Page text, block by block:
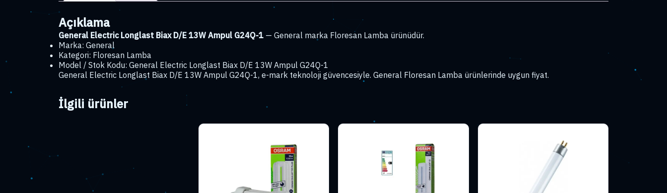
Açıklama
General Electric Longlast Biax D/E 13W Ampul G24Q-1 — General marka Floresan Lamba ürünüdür.
Marka: General
Kategori: Floresan Lamba
Model / Stok Kodu: General Electric Longlast Biax D/E 13W Ampul G24Q-1
General Electric Longlast Biax D/E 13W Ampul G24Q-1, e-mark teknoloji güvencesiyle. General Floresan Lamba ürünlerinde uygun fiyat.
İlgili ürünler